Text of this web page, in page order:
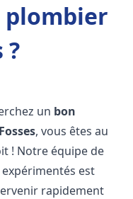
plombier
?
un bon
Fosses, vous êtes au
! Notre équipe de
est
rapidement